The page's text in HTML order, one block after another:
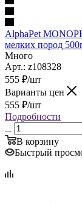
AlphaPet
мелких пород
Много
Арт.: z108328
555 ₽/шт
Варианты цен
555 ₽/шт
Подробности
В корзину
Быстрый